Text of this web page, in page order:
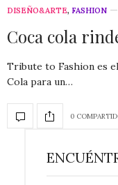
DISEÑO&ARTE, FASHION
Coca cola
Tribute to Fashion es
Cola para un…
0